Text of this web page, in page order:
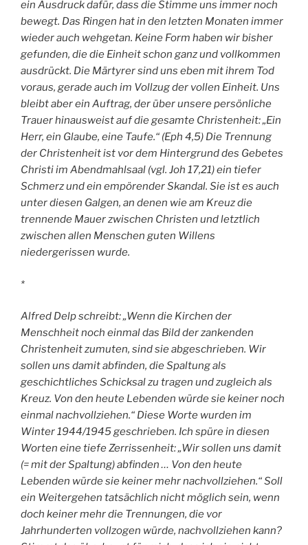
ein Ausdruck dafür, dass die Stimme uns immer noch
bewegt. Das Ringen hat in den letzten Monaten immer
wieder auch wehgetan. Keine Form haben wir bisher
gefunden, die die Einheit schon ganz und vollkommen
ausdrückt. Die Märtyrer sind uns eben mit ihrem Tod
voraus, gerade auch im Vollzug der vollen Einheit. Uns
bleibt aber ein Auftrag, der über unsere persönliche
Trauer hinausweist auf die gesamte Christenheit: „Ein
Herr, ein Glaube, eine Taufe.“ (Eph 4,5) Die Trennung
der Christenheit ist vor dem Hintergrund des Gebetes
Christi im Abendmahlsaal (vgl. Joh 17,21) ein tiefer
Schmerz und ein empörender Skandal. Sie ist es auch
unter diesen Galgen, an denen wie am Kreuz die
trennende Mauer zwischen Christen und letztlich
zwischen allen Menschen guten Willens
niedergerissen wurde.
*
Alfred Delp schreibt: „Wenn die Kirchen der
Menschheit noch einmal das Bild der zankenden
Christenheit zumuten, sind sie abgeschrieben. Wir
sollen uns damit abfinden, die Spaltung als
geschichtliches Schicksal zu tragen und zugleich als
Kreuz. Von den heute Lebenden würde sie keiner noch
einmal nachvollziehen.“ Diese Worte wurden im
Winter 1944/1945 geschrieben. Ich spüre in diesen
Worten eine tiefe Zerrissenheit: „Wir sollen uns damit
(= mit der Spaltung) abfinden … Von den heute
Lebenden würde sie keiner mehr nachvollziehen.“ Soll
ein Weitergehen tatsächlich nicht möglich sein, wenn
doch keiner mehr die Trennungen, die vor
Jahrhunderten vollzogen würde, nachvollziehen kann?